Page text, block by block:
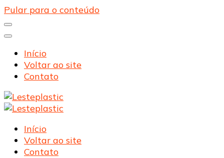
Pular para o conteúdo
Início
Voltar ao site
Contato
Lesteplastic
Blog – Lesteplastic
Lesteplastic
Blog – Lesteplastic
Início
Voltar ao site
Contato